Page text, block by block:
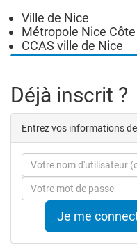
Ville de Nice
Métropole Nice
CCAS ville de Nice
Formulaire
de
Déjà inscrit ?
Entrez vos informations
Courriel
Mot
de
Je me